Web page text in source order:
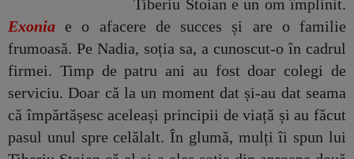
Tiberiu Stoian e un om împlinit.
Exonia e o afacere de succes și are o familie
frumoasă. Pe Nadia, soția sa, a cunoscut-o în cadrul
firmei. Timp de patru ani au fost doar colegi de
serviciu. Doar că la un moment dat și-au dat seama
că împărtășesc aceleași principii de viață și au făcut
pasul unul spre celălalt. În glumă, mulți îi spun lui